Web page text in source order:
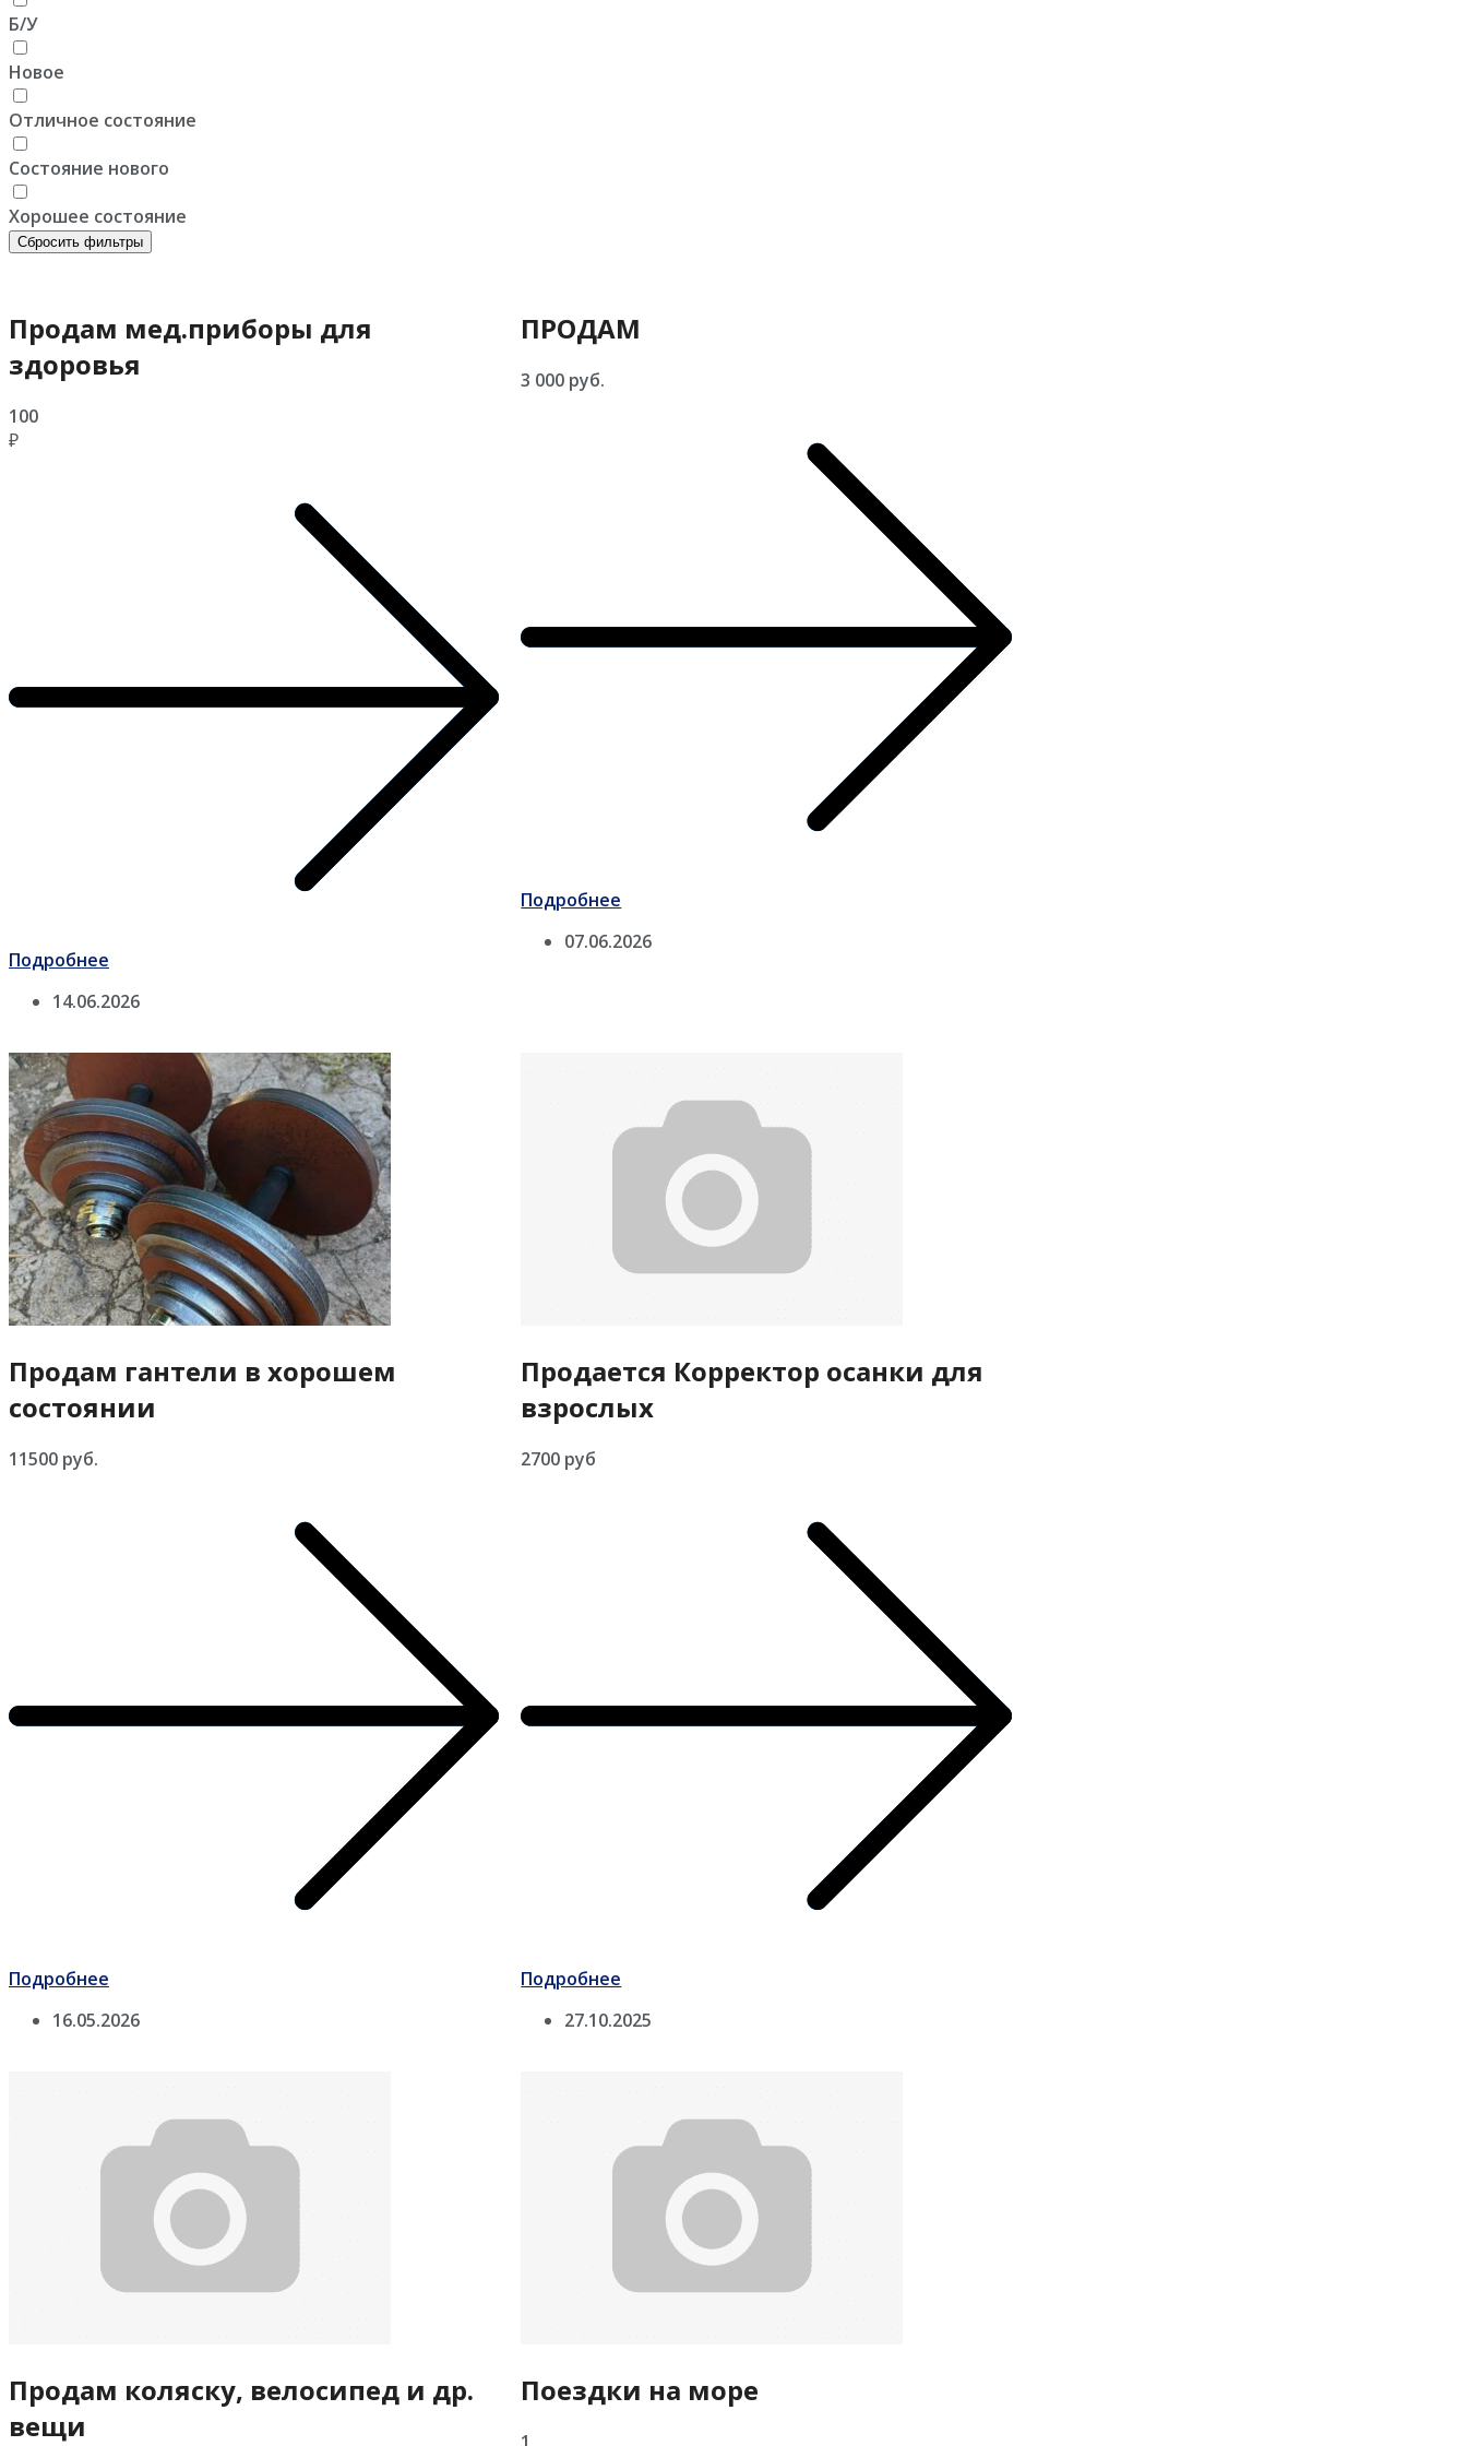
Б/У
Новое
Отличное состояние
Состояние нового
Хорошее состояние
Сбросить фильтры
Продам мед.приборы для
здоровья
100
₽
Подробнее
14.06.2026
ПРОДАМ
3 000 руб.
Подробнее
07.06.2026
Продам гантели в хорошем
состоянии
11500 руб.
Подробнее
16.05.2026
Продается Корректор осанки для
взрослых
2700 руб
Подробнее
27.10.2025
Продам коляску, велосипед и др.
вещи
Поездки на море